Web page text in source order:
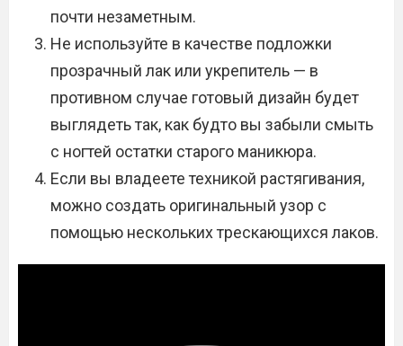
почти незаметным.
Не используйте в качестве подложки
прозрачный лак или укрепитель — в
противном случае готовый дизайн будет
выглядеть так, как будто вы забыли смыть
с ногтей остатки старого маникюра.
Если вы владеете техникой растягивания,
можно создать оригинальный узор с
помощью нескольких трескающихся лаков.